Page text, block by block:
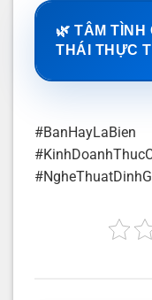
🌿 TÂM TÌNH
THÁI THỰC